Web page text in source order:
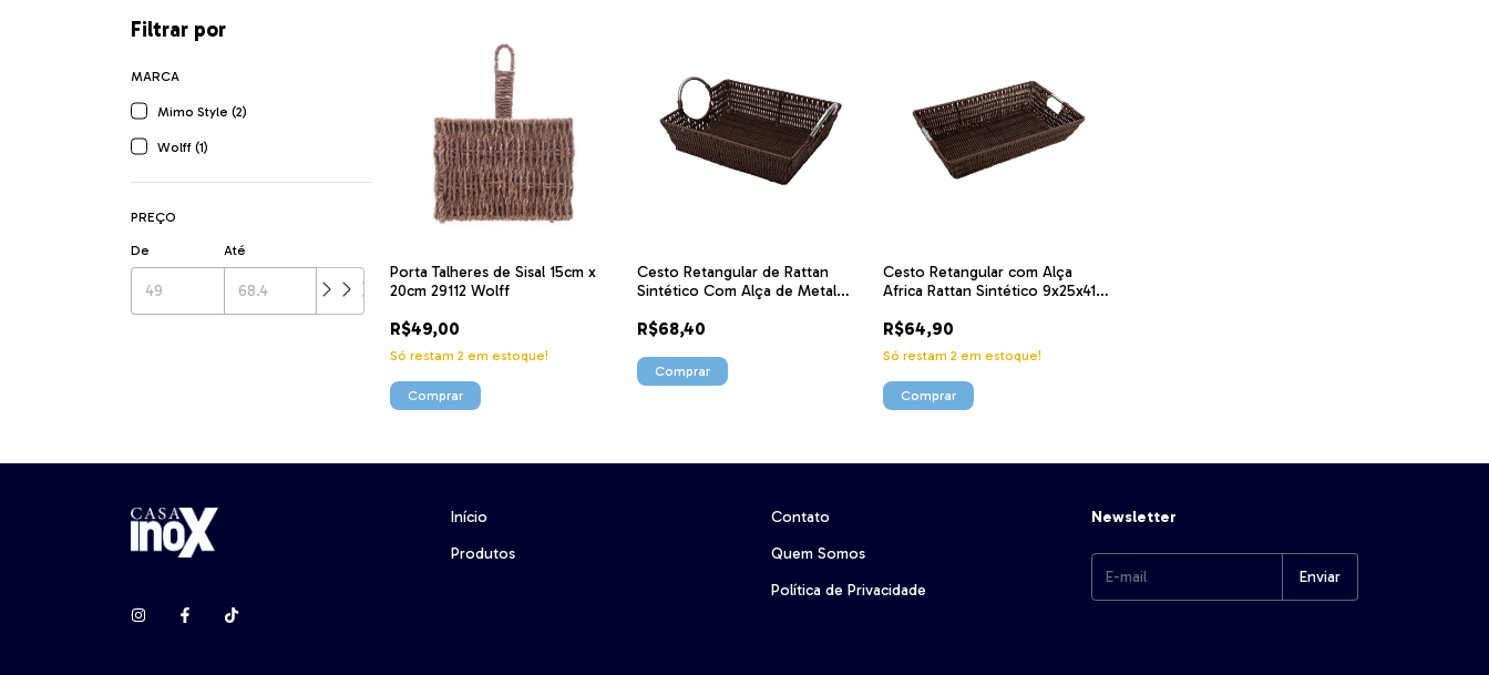
Filtrar por
MARCA
Mimo Style (2)
Wolff (1)
PREÇO
De Até
Porta Talheres de Sisal 15cm x
20cm 29112 Wolff
R$49,00
Só restam2 em estoque!
Cesto Retangular de Rattan
Sintético Com Alça de Metal
14x28.5x35.5 YK9129 3339 Mimo
R$68,40
Cesto Retangular com Alça
Africa Rattan Sintético 9x25x41
R$64,90
Só restam2 em estoque!
Início
Produtos
Contato
Quem Somos
Política de Privacidade
Newsletter